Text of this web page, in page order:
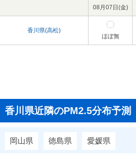
08月07日(金)
香川県(高松)
ほぼ無
香川県近隣のPM2.5分布予測
岡山県 徳島県 愛媛県